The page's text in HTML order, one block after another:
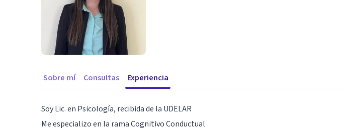
Sobre mí Consultas Experiencia
Soy Lic. en Psicología, recibida de la UDELAR
Me especializo en la rama Cognitivo Conductual